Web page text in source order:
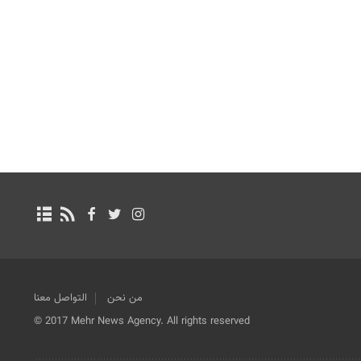
من نحن
التواصل معنا
© 2017 Mehr News Agency. All rights reserved